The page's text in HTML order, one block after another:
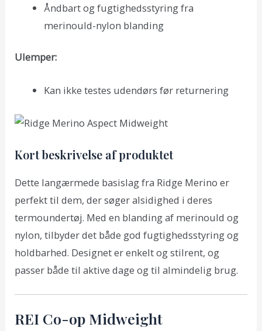
Åndbart og fugtighedsstyring fra
merinould-nylon blanding
Ulemper:
Kan ikke testes udendørs før returnering
Kort beskrivelse af produktet
Dette langærmede basislag fra Ridge Merino er
perfekt til dem, der søger alsidighed i deres
termoundertøj. Med en blanding af merinould og
nylon, tilbyder det både god fugtighedsstyring og
holdbarhed. Designet er enkelt og stilrent, og
passer både til aktive dage og til almindelig brug.
REI Co-op Midweight